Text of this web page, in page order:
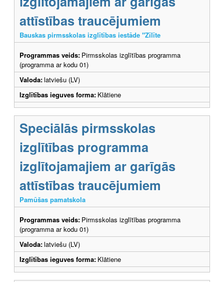
attīstības traucējumiem
Bauskas pirmsskolas izglītības iestāde "Zīlīte
Programmas veids: Pirmsskolas izglītības programma
(programma ar kodu 01)
Valoda:latviešu (LV)
Izglītības ieguves forma: Klātiene
Speciālās pirmsskolas
izglītības programma
izglītojamajiem ar garīgās
attīstības traucējumiem
Pamūšas pamatskola
Programmas veids: Pirmsskolas izglītības programma
(programma ar kodu 01)
Valoda:latviešu (LV)
Izglītības ieguves forma: Klātiene